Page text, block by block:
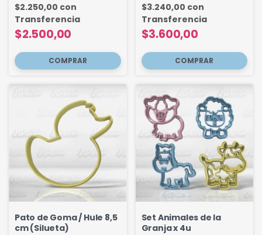
$2.500,00
$2.250,00 con
Transferencia
$3.600,00
$3.240,00 con
Transferencia
Pato de Goma / Hule 8,5
cm (Silueta)
Set Animales de la
Granja x 4u